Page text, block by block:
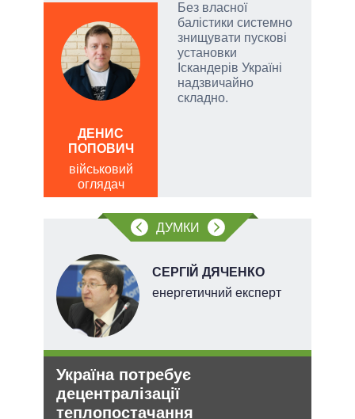
Без власної
балістики системно
знищувати пускові
установки
Іскандерів Україні
надзвичайно
складно.
ДЕНИС
ПОПОВИЧ
військовий
оглядач
ДУМКИ
СЕРГІЙ ДЯЧЕНКО
енергетичний експерт
Україна потребує
децентралізації
теплопостачання